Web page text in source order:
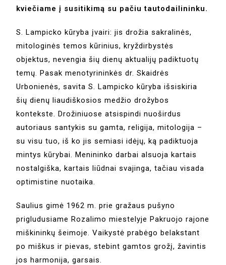
kviečiame į susitikimą su pačiu tautodailininku.
S. Lampicko kūryba įvairi: jis drožia sakralinės,
mitologinės temos kūrinius, kryždirbystės
objektus, nevengia šių dienų aktualijų padiktuotų
temų. Pasak menotyrininkės dr. Skaidrės
Urbonienės, savita S. Lampicko kūryba išsiskiria
šių dienų liaudiškosios medžio drožybos
kontekste. Drožiniuose atsispindi nuoširdus
autoriaus santykis su gamta, religija, mitologija –
su visu tuo, iš ko jis semiasi idėjų, ką padiktuoja
mintys kūrybai. Menininko darbai alsuoja kartais
nostalgiška, kartais liūdnai svajinga, tačiau visada
optimistine nuotaika.
Saulius gimė 1962 m. prie gražaus pušyno
prigludusiame Rozalimo miestelyje Pakruojo rajone
miškininkų šeimoje. Vaikystė prabėgo belakstant
po miškus ir pievas, stebint gamtos grožį, žavintis
jos harmonija, garsais.